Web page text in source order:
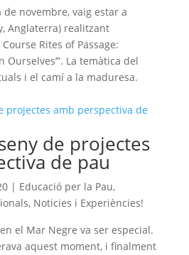
novembre, vaig estar a
Anglaterra) realitzant
Rites of Passage:
Ourselves’”. La temàtica del
i el camí a la maduresa.
de projectes
de pau
| Educació per la Pau,
, Noticies i Experiències!
el Mar Negre va ser especial.
aquest moment, i finalment